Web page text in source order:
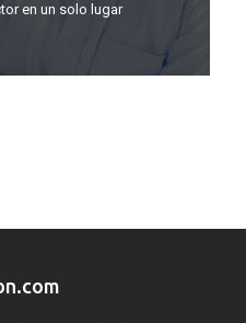
en un solo lugar